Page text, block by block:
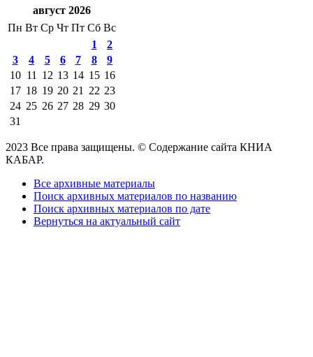
август 2026
Пн Вт Ср Чт Пт Сб Вс
1
2
3
4 5 6 7 8
9
10 11 12 13 14 15 16
17 18 19 20 21 22 23
24 25 26 27 28 29 30
31
2023 Все права защищены. © Содержание сайта КНИА
КАБАР.
Все архивные материалы
Поиск архивных материалов по названию
Поиск архивных материалов по дате
Вернуться на актуальный сайт